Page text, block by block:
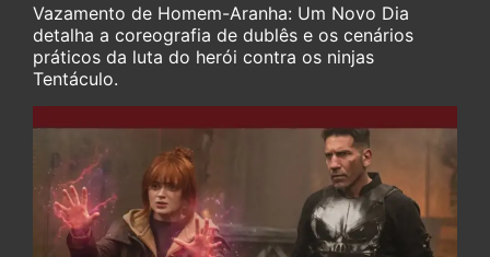
Vazamento de Homem-Aranha: Um Novo Dia
detalha a coreografia de dublês e os cenários
práticos da luta do herói contra os ninjas
Tentáculo.